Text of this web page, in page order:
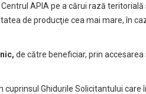
APIA pe a cărui rază teritorială
de producţie cea mai mare, în
de către beneficiar, prin accesarea
Ghidurile Solicitantului care